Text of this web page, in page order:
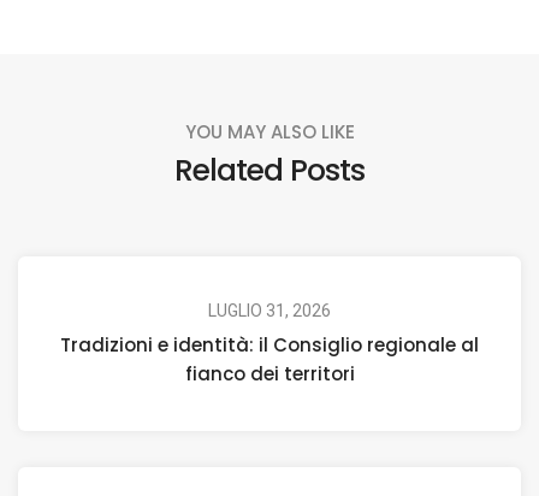
YOU MAY ALSO LIKE
Related Posts
LUGLIO 31, 2026
Tradizioni e identità: il Consiglio regionale al
fianco dei territori